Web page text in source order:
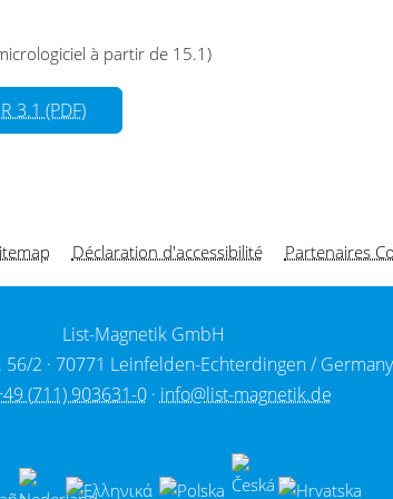
à partir de 15.1)
3.1 (PDF)
Déclaration d'accessibilité Partenaires
List-Magnetik GmbH
2 · 70771 Leinfelden-Echterdingen / Germany
(711) 903631-0· info@list-magnetik.de